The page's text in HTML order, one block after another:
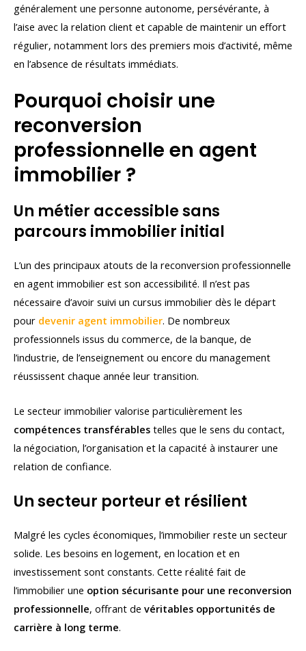
généralement une personne autonome, persévérante, à
l’aise avec la relation client et capable de maintenir un effort
régulier, notamment lors des premiers mois d’activité, même
en l’absence de résultats immédiats.
Pourquoi choisir une
reconversion
professionnelle en agent
immobilier ?
Un métier accessible sans
parcours immobilier initial
L’un des principaux atouts de la reconversion professionnelle
en agent immobilier est son accessibilité. Il n’est pas
nécessaire d’avoir suivi un cursus immobilier dès le départ
pour devenir agent immobilier. De nombreux
professionnels issus du commerce, de la banque, de
l’industrie, de l’enseignement ou encore du management
réussissent chaque année leur transition.
Le secteur immobilier valorise particulièrement les
compétences transférables telles que le sens du contact,
la négociation, l’organisation et la capacité à instaurer une
relation de confiance.
Un secteur porteur et résilient
Malgré les cycles économiques, l’immobilier reste un secteur
solide. Les besoins en logement, en location et en
investissement sont constants. Cette réalité fait de
l’immobilier une option sécurisante pour une reconversion
professionnelle, offrant de véritables opportunités de
carrière à long terme.